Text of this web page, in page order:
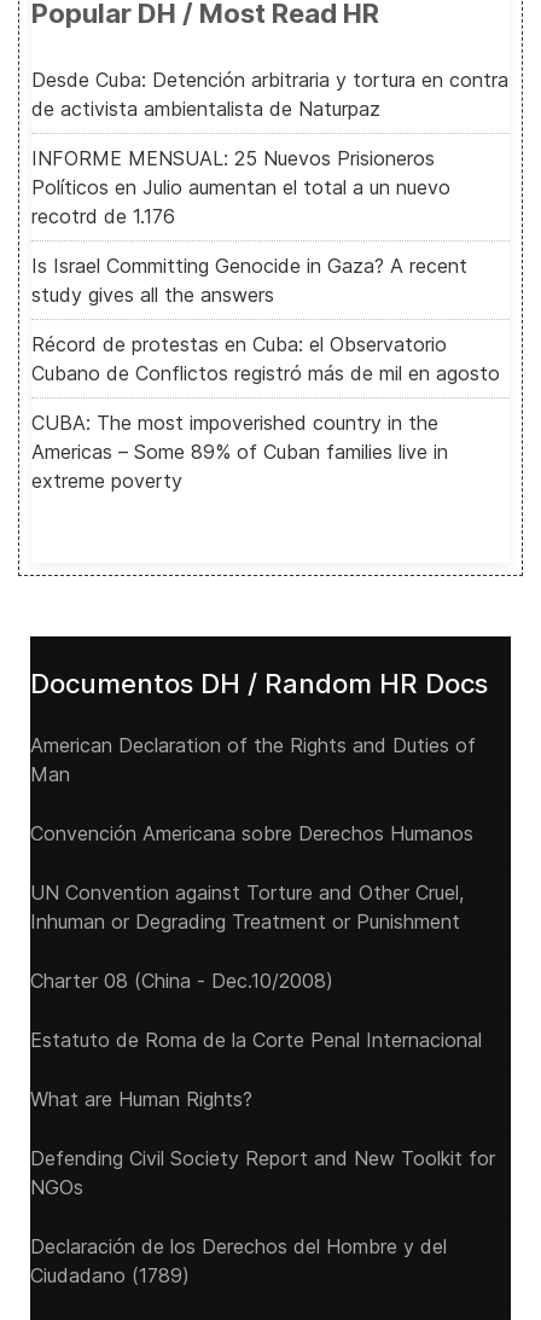
Popular DH / Most Read HR
Desde Cuba: Detención arbitraria y tortura en contra
de activista ambientalista de Naturpaz
INFORME MENSUAL: 25 Nuevos Prisioneros
Políticos en Julio aumentan el total a un nuevo
recotrd de 1.176
Is Israel Committing Genocide in Gaza? A recent
study gives all the answers
Récord de protestas en Cuba: el Observatorio
Cubano de Conflictos registró más de mil en agosto
CUBA: The most impoverished country in the
Americas – Some 89% of Cuban families live in
extreme poverty
Documentos DH / Random HR Docs
American Declaration of the Rights and Duties of
Man
Convención Americana sobre Derechos Humanos
UN Convention against Torture and Other Cruel,
Inhuman or Degrading Treatment or Punishment
Charter 08 (China - Dec.10/2008)
Estatuto de Roma de la Corte Penal Internacional
What are Human Rights?
Defending Civil Society Report and New Toolkit for
NGOs
Declaración de los Derechos del Hombre y del
Ciudadano (1789)